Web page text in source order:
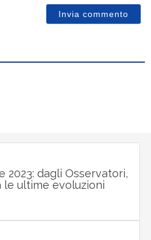
2023: dagli Osservatori,
ultime evoluzioni